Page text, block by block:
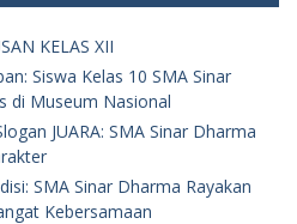
KELAS XII
Siswa Kelas 10 SMA Sinar
di Museum Nasional
JUARA: SMA Sinar Dharma
SMA Sinar Dharma Rayakan
Kebersamaan